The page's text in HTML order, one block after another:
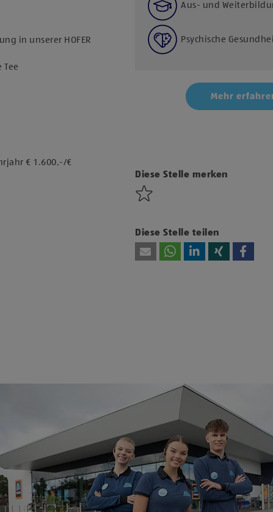
in unserer HOFER
Tee
€ 1.600,-/€
Aus- und
Psychische
Mehr
diesen Inhalt
Diese Stelle merken
Diese Stelle teilen